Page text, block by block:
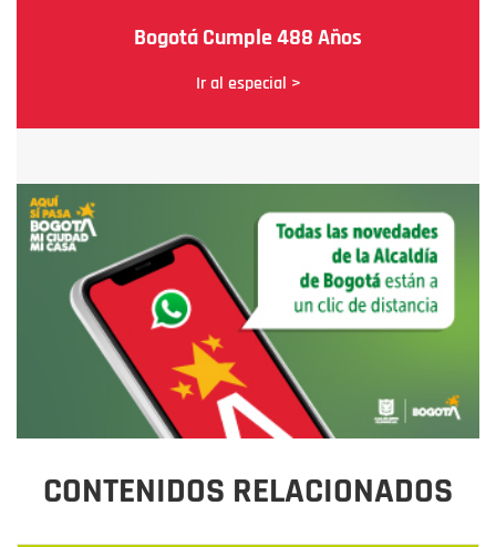
Bogotá Cumple 488 Años
Ir al especial >
CONTENIDOS RELACIONADOS